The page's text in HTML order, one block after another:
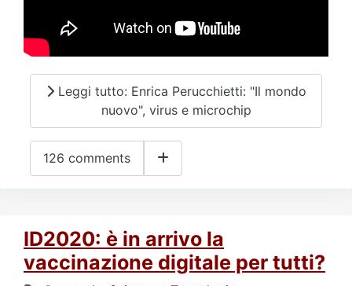
Leggi tutto: Enrica Perucchietti: "Il mondo
nuovo", virus e microchip
126 comments
ID2020: è in arrivo la
vaccinazione digitale per tutti?